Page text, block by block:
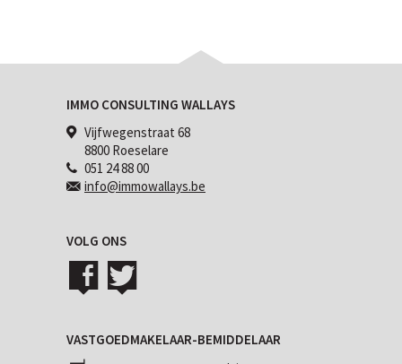
IMMO CONSULTING WALLAYS
Vijfwegenstraat 68
8800 Roeselare
051 24 88 00
info@immowallays.be
VOLG ONS
VASTGOEDMAKELAAR-BEMIDDELAAR